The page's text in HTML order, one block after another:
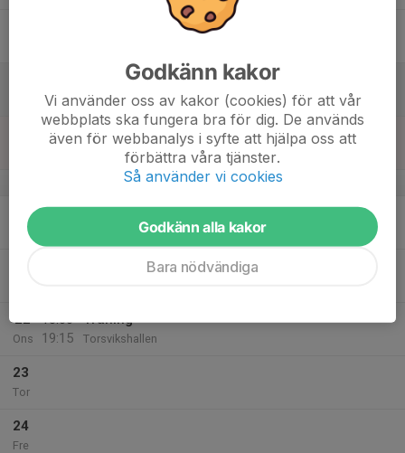
v.12
20
Mån
18:00
Träning
Hjorthagshallen
22
Ons
18:00
19:15
Träning
Torsvikshallen
23
Tor
24
Fre
Godkänn kakor
Vi använder oss av kakor (cookies) för att vår
webbplats ska fungera bra för dig. De används
även för webbanalys i syfte att hjälpa oss att
förbättra våra tjänster.
Så använder vi cookies
Godkänn alla kakor
Bara nödvändiga